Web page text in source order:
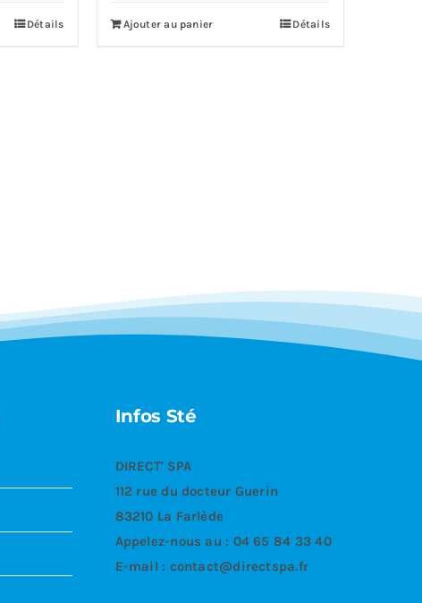
Détails Ajouter au panier Détails
Infos Sté
DIRECT' SPA
112 rue du docteur Guerin
83210 La Farlède
Appelez-nous au : 04 65 84 33 40
E-mail : contact@directspa.fr